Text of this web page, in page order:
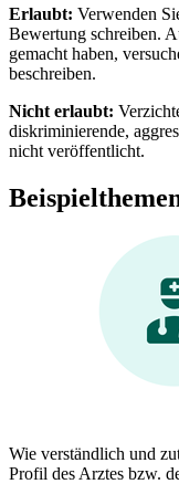
Erlaubt: Verwenden
Bewertung schreiben.
gemacht haben,
beschreiben.
Nicht erlaubt:
diskriminierende,
nicht veröffentlicht.
Wie verständlich und
Profil des Arztes bzw.